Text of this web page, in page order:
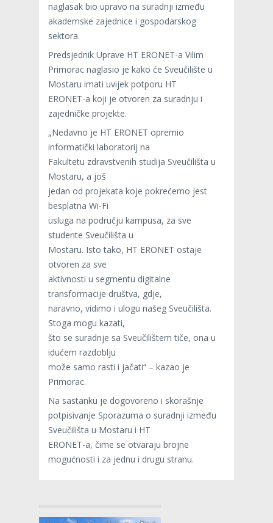
naglasak bio upravo na suradnji između
akademske zajednice i gospodarskog
sektora.
Predsjednik Uprave HT ERONET-a Vilim
Primorac naglasio je kako će Sveučilište u
Mostaru imati uvijek potporu HT
ERONET-a koji je otvoren za suradnju i
zajedničke projekte.
„Nedavno je HT ERONET opremio
informatički laboratorij na
Fakultetu zdravstvenih studija Sveučilišta u
Mostaru, a još
jedan od projekata koje pokrećemo jest
besplatna Wi-Fi
usluga na području kampusa, za sve
studente Sveučilišta u
Mostaru. Isto tako, HT ERONET ostaje
otvoren za sve
aktivnosti u segmentu digitalne
transformacije društva, gdje,
naravno, vidimo i ulogu našeg Sveučilišta.
Stoga mogu kazati,
što se suradnje sa Sveučilištem tiče, ona u
idućem razdoblju
može samo rasti i jačati“ – kazao je
Primorac.
Na sastanku je dogovoreno i skorašnje
potpisivanje Sporazuma o suradnji između
Sveučilišta u Mostaru i HT
ERONET-a, čime se otvaraju brojne
mogućnosti i za jednu i drugu stranu.